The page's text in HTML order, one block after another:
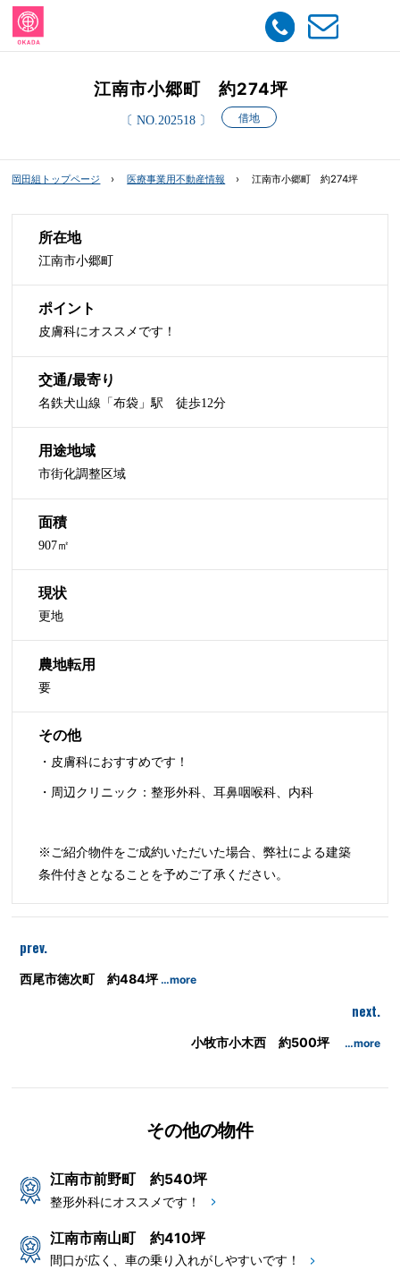
江南市小郷町 約274坪
〔 NO.202518 〕 借地
岡田組トップページ 医療事業用不動産情報 江南市小郷町 約274坪
所在地
江南市小郷町
ポイント
皮膚科にオススメです！
交通/最寄り
名鉄犬山線「布袋」駅 徒歩12分
用途地域
市街化調整区域
面積
907㎡
現状
更地
農地転用
要
その他
・皮膚科におすすめです！
・周辺クリニック：整形外科、耳鼻咽喉科、内科
※ご紹介物件をご成約いただいた場合、弊社による建築
条件付きとなることを予めご了承ください。
prev.
西尾市徳次町 約484坪 …more
next.
小牧市小木西 約500坪 …more
その他の物件
江南市前野町 約540坪
整形外科にオススメです！
江南市南山町 約410坪
間口が広く、車の乗り入れがしやすいです！